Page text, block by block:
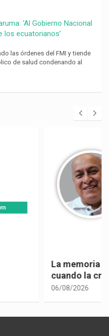
‘Al Gobierno Nacional
los ecuatorianos’
las órdenes del FMI y tiende
de salud condenando al
mal en los políticos,
propia historia